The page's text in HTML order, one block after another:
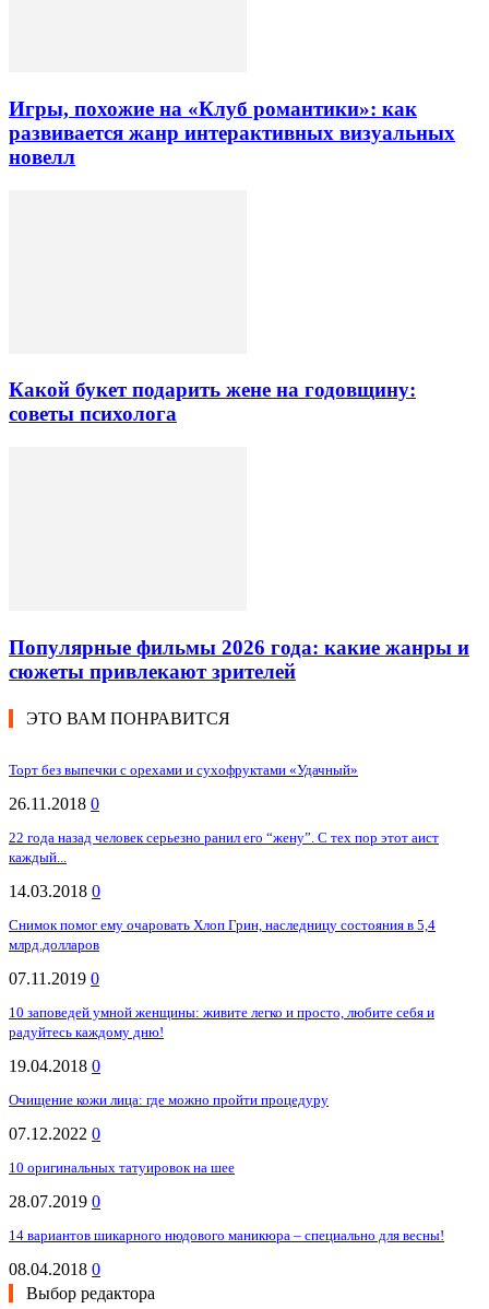
Игры, похожие на «Клуб романтики»: как
развивается жанр интерактивных визуальных
новелл
Какой букет подарить жене на годовщину:
советы психолога
Популярные фильмы 2026 года: какие жанры и
сюжеты привлекают зрителей
ЭТО ВАМ ПОНРАВИТСЯ
Торт без выпечки с орехами и сухофруктами «Удачный»
26.11.2018 0
22 года назад человек серьезно ранил его “жену”. С тех пор этот аист
каждый...
14.03.2018 0
Снимок помог ему очаровать Хлоп Грин, наследницу состояния в 5,4
млрд.долларов
07.11.2019 0
10 заповедей умной женщины: живите легко и просто, любите себя и
радуйтесь каждому дню!
19.04.2018 0
Очищение кожи лица: где можно пройти процедуру
07.12.2022 0
10 оригинальных татуировок на шее
28.07.2019 0
14 вариантов шикарного нюдового маникюра – специально для весны!
08.04.2018 0
Выбор редактора